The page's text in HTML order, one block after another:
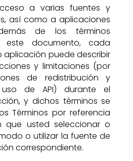
a varias fuentes y
así como a aplicaciones
de los términos
este documento, cada
puede describir
y limitaciones (por
de redistribución y
de API) durante el
y dichos términos se
Términos por referencia
usted seleccionar o
o utilizar la fuente de
correspondiente.